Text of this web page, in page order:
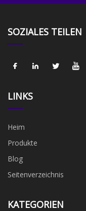
SOZIALES TEILEN
LINKS
Heim
Produkte
Blog
Seitenverzeichnis
KATEGORIEN